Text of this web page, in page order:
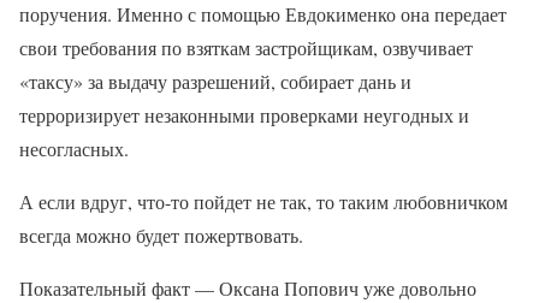
поручения. Именно с помощью Евдокименко она передает
свои требования по взяткам застройщикам, озвучивает
«таксу» за выдачу разрешений, собирает дань и
терроризирует незаконными проверками неугодных и
несогласных.
А если вдруг, что-то пойдет не так, то таким любовничком
всегда можно будет пожертвовать.
Показательный факт — Оксана Попович уже довольно